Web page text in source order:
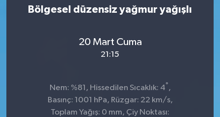
Bölgesel düzensiz yağmur yağışlı
20 Mart Cuma
21:15
Nem: %81, Hissedilen Sıcaklık: 4° ,
Basınç: 1001 hPa, Rüzgar: 22 km/s,
Toplam Yağış: 0 mm, Çiy Noktası: